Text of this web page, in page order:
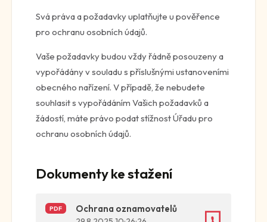
Svá práva a požadavky uplatňujte u pověřence
pro ochranu osobních údajů.
Vaše požadavky budou vždy řádně posouzeny a
vypořádány v souladu s příslušnými ustanoveními
obecného nařízení. V případě, že nebudete
souhlasit s vypořádáním Vašich požadavků a
žádostí, máte právo podat stížnost Úřadu pro
ochranu osobních údajů.
Dokumenty ke stažení
PDF Ochrana oznamovatelů